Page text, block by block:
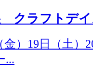
クラフトデイ
金）19日（土）
...